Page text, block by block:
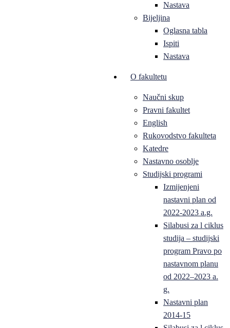
Nastava
Bijeljina
Oglasna tabla
Ispiti
Nastava
O fakultetu
Naučni skup
Pravni fakultet
English
Rukovodstvo fakulteta
Katedre
Nastavno osoblje
Studijski programi
Izmijenjeni
nastavni plan od
2022-2023 a.g.
Silabusi za l ciklus
studija – studijski
program Pravo po
nastavnom planu
od 2022–2023 a.
g.
Nastavni plan
2014-15